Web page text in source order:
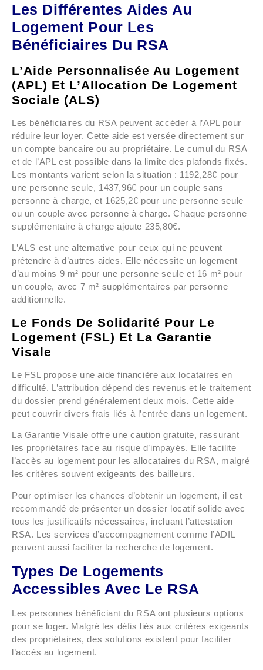
Les Différentes Aides Au
Logement Pour Les
Bénéficiaires Du RSA
L’Aide Personnalisée Au Logement
(APL) Et L’Allocation De Logement
Sociale (ALS)
Les bénéficiaires du RSA peuvent accéder à l’APL pour
réduire leur loyer. Cette aide est versée directement sur
un compte bancaire ou au propriétaire. Le cumul du RSA
et de l’APL est possible dans la limite des plafonds fixés.
Les montants varient selon la situation : 1192,28€ pour
une personne seule, 1437,96€ pour un couple sans
personne à charge, et 1625,2€ pour une personne seule
ou un couple avec personne à charge. Chaque personne
supplémentaire à charge ajoute 235,80€.
L’ALS est une alternative pour ceux qui ne peuvent
prétendre à d’autres aides. Elle nécessite un logement
d’au moins 9 m² pour une personne seule et 16 m² pour
un couple, avec 7 m² supplémentaires par personne
additionnelle.
Le Fonds De Solidarité Pour Le
Logement (FSL) Et La Garantie
Visale
Le FSL propose une aide financière aux locataires en
difficulté. L’attribution dépend des revenus et le traitement
du dossier prend généralement deux mois. Cette aide
peut couvrir divers frais liés à l’entrée dans un logement.
La Garantie Visale offre une caution gratuite, rassurant
les propriétaires face au risque d’impayés. Elle facilite
l’accès au logement pour les allocataires du RSA, malgré
les critères souvent exigeants des bailleurs.
Pour optimiser les chances d’obtenir un logement, il est
recommandé de présenter un dossier locatif solide avec
tous les justificatifs nécessaires, incluant l’attestation
RSA. Les services d’accompagnement comme l’ADIL
peuvent aussi faciliter la recherche de logement.
Types De Logements
Accessibles Avec Le RSA
Les personnes bénéficiant du RSA ont plusieurs options
pour se loger. Malgré les défis liés aux critères exigeants
des propriétaires, des solutions existent pour faciliter
l’accès au logement.